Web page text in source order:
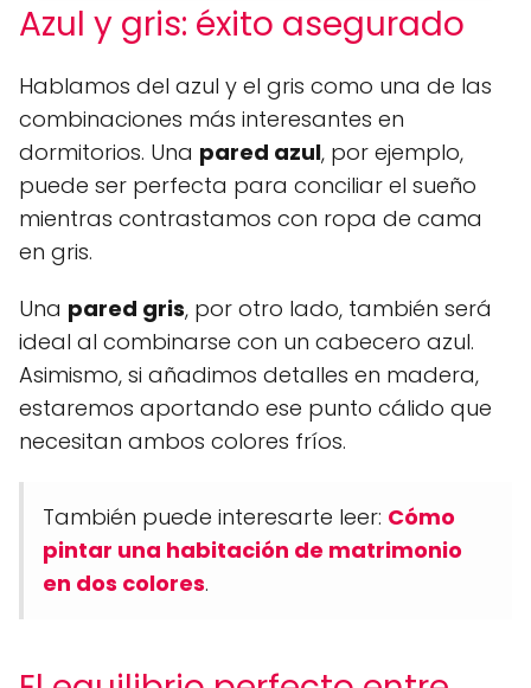
Azul y gris: éxito asegurado
Hablamos del azul y el gris como una de las
combinaciones más interesantes en
dormitorios. Una pared azul, por ejemplo,
puede ser perfecta para conciliar el sueño
mientras contrastamos con ropa de cama
en gris.
Una pared gris, por otro lado, también será
ideal al combinarse con un cabecero azul.
Asimismo, si añadimos detalles en madera,
estaremos aportando ese punto cálido que
necesitan ambos colores fríos.
También puede interesarte leer: Cómo
pintar una habitación de matrimonio
en dos colores.